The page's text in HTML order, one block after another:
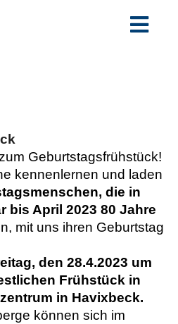
Geburtstagsfrühstück!
kennenlernen und laden
die in
bis April 2023 80 Jahre
mit uns ihren Geburtstag
den 28.4.2023 um
Frühstück in
in Havixbeck.
können sich im